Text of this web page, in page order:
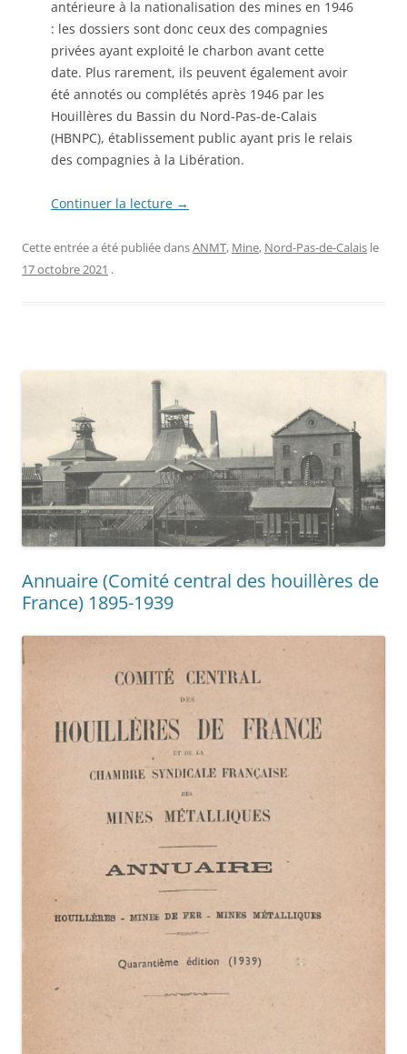
antérieure à la nationalisation des mines en 1946
: les dossiers sont donc ceux des compagnies
privées ayant exploité le charbon avant cette
date. Plus rarement, ils peuvent également avoir
été annotés ou complétés après 1946 par les
Houillères du Bassin du Nord-Pas-de-Calais
(HBNPC), établissement public ayant pris le relais
des compagnies à la Libération.
Continuer la lecture →
Cette entrée a été publiée dansANMT, Mine, Nord-Pas-de-Calais le
17 octobre 2021 .
Annuaire (Comité central des houillères de
France) 1895-1939